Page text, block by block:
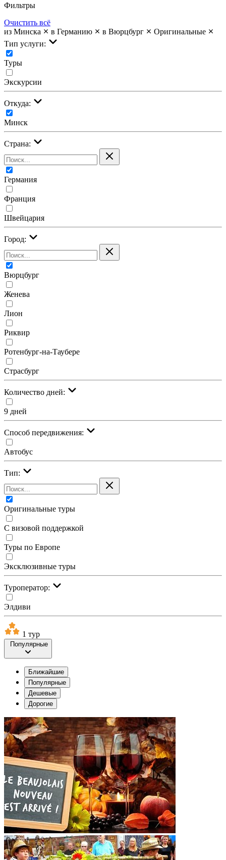
Фильтры
Очистить всё
из Минска
в Германию в Вюрцбург
Оригинальные
Тип услуги:
Туры
Экскурсии
Откуда:
Минск
Страна:
Германия
Франция
Швейцария
Город:
Вюрцбург
Женева
Лион
Риквир
Ротенбург-на-Таубере
Страсбург
Количество дней:
9 дней
Cпособ передвижения:
Автобус
Тип:
Оригинальные туры
С визовой поддержкой
Туры по Европе
Эксклюзивные туры
Туроператор:
Элдиви
1 тур
Популярные
Ближайшие
Популярные
Дешевые
Дорогие